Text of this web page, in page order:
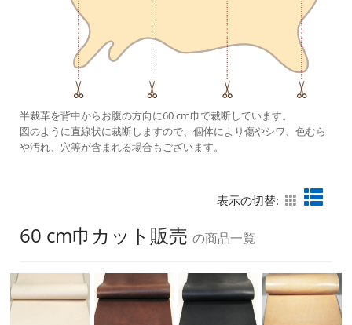
半裁革を背中からお腹の方向に60 cm巾で裁断しています。
図のように直線状に裁断しますので、個体により傷やシワ、色むら
や汚れ、穴等が含まれる場合もございます。
表示の切替:
60 cm巾カット販売 の商品一覧